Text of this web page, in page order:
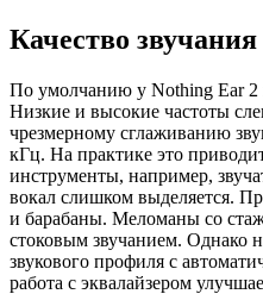
Качество звучания
По умолчанию у Nothing Ear 2
Низкие и высокие частоты
чрезмерному сглаживанию
кГц. На практике это
инструменты, например,
вокал слишком выделяется.
и барабаны. Меломаны со
стоковым звучанием. Однако
звукового профиля с
работа с эквалайзером